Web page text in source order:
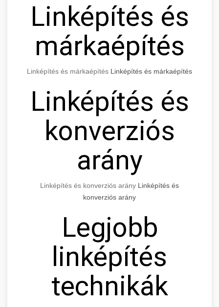
Linképítés és
márkaépítés
Linképítés és márkaépítés Linképítés és márkaépítés
Linképítés és
konverziós
arány
Linképítés és konverziós arány Linképítés és
konverziós arány
Legjobb
linképítés
technikák